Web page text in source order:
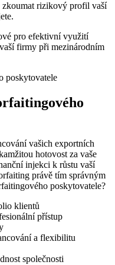
zkoumat rizikový profil vaší
pro efektivní využití
firmy při mezinárodním
vašich exportních
hotovost za vaše
injekci k růstu vaší
právě tím správným
poskytovatele?
klientů
přístup
a flexibilitu
společnosti